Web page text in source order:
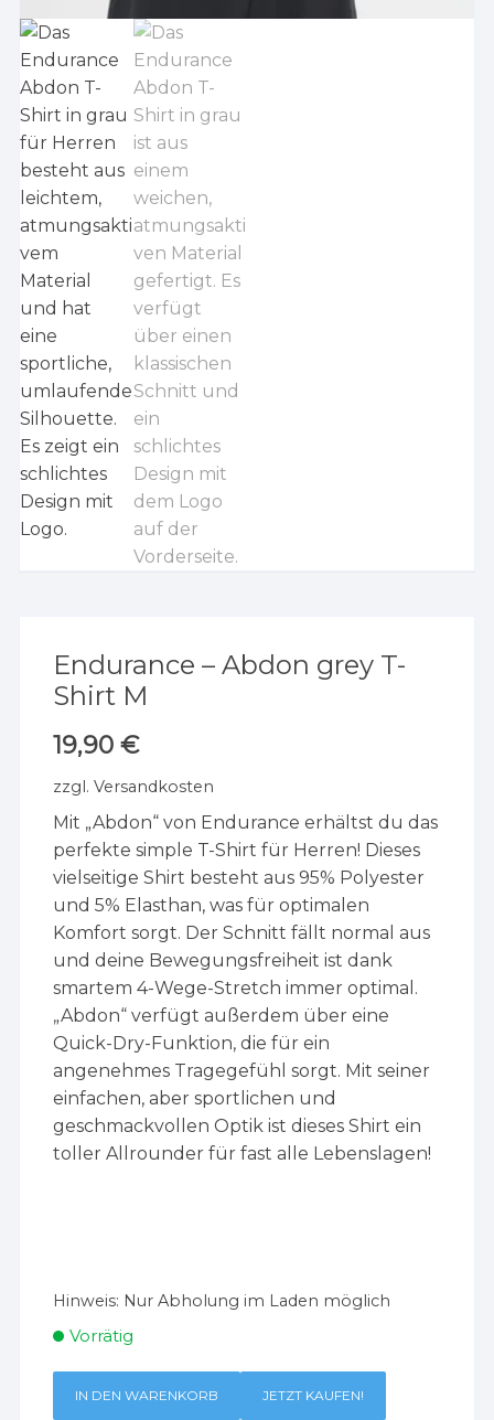
Endurance – Abdon grey T-
Shirt M
19,90€
zzgl.Versandkosten
Mit „Abdon“ von Endurance erhältst du das
perfekte simple T-Shirt für Herren! Dieses
vielseitige Shirt besteht aus 95% Polyester
und 5% Elasthan, was für optimalen
Komfort sorgt. Der Schnitt fällt normal aus
und deine Bewegungsfreiheit ist dank
smartem 4-Wege-Stretch immer optimal.
„Abdon“ verfügt außerdem über eine
Quick-Dry-Funktion, die für ein
angenehmes Tragegefühl sorgt. Mit seiner
einfachen, aber sportlichen und
geschmackvollen Optik ist dieses Shirt ein
toller Allrounder für fast alle Lebenslagen!
Hinweis: Nur Abholung im Laden möglich
Vorrätig
IN DEN WARENKORB JETZT KAUFEN!